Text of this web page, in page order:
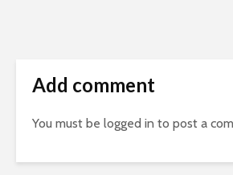
Add comment
You must be logged in to post a